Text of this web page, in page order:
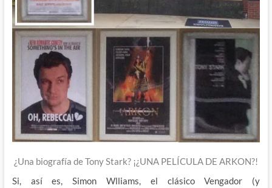
¿Una biografía de Tony Stark? ¡¿UNA PELÍCULA DE ARKON?!
Si, así es, Simon Wlliams, el clásico Vengador (y